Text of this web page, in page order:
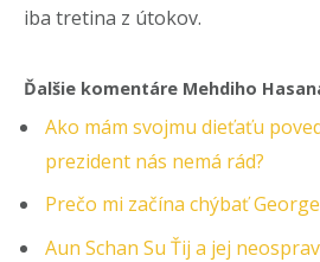
iba tretina z útokov.
Ďalšie komentáre Mehdiho
Ako mám svojmu dieťaťu
prezident nás nemá rád?
Prečo mi začína chýbať
Aun Schan Su Ťij a jej